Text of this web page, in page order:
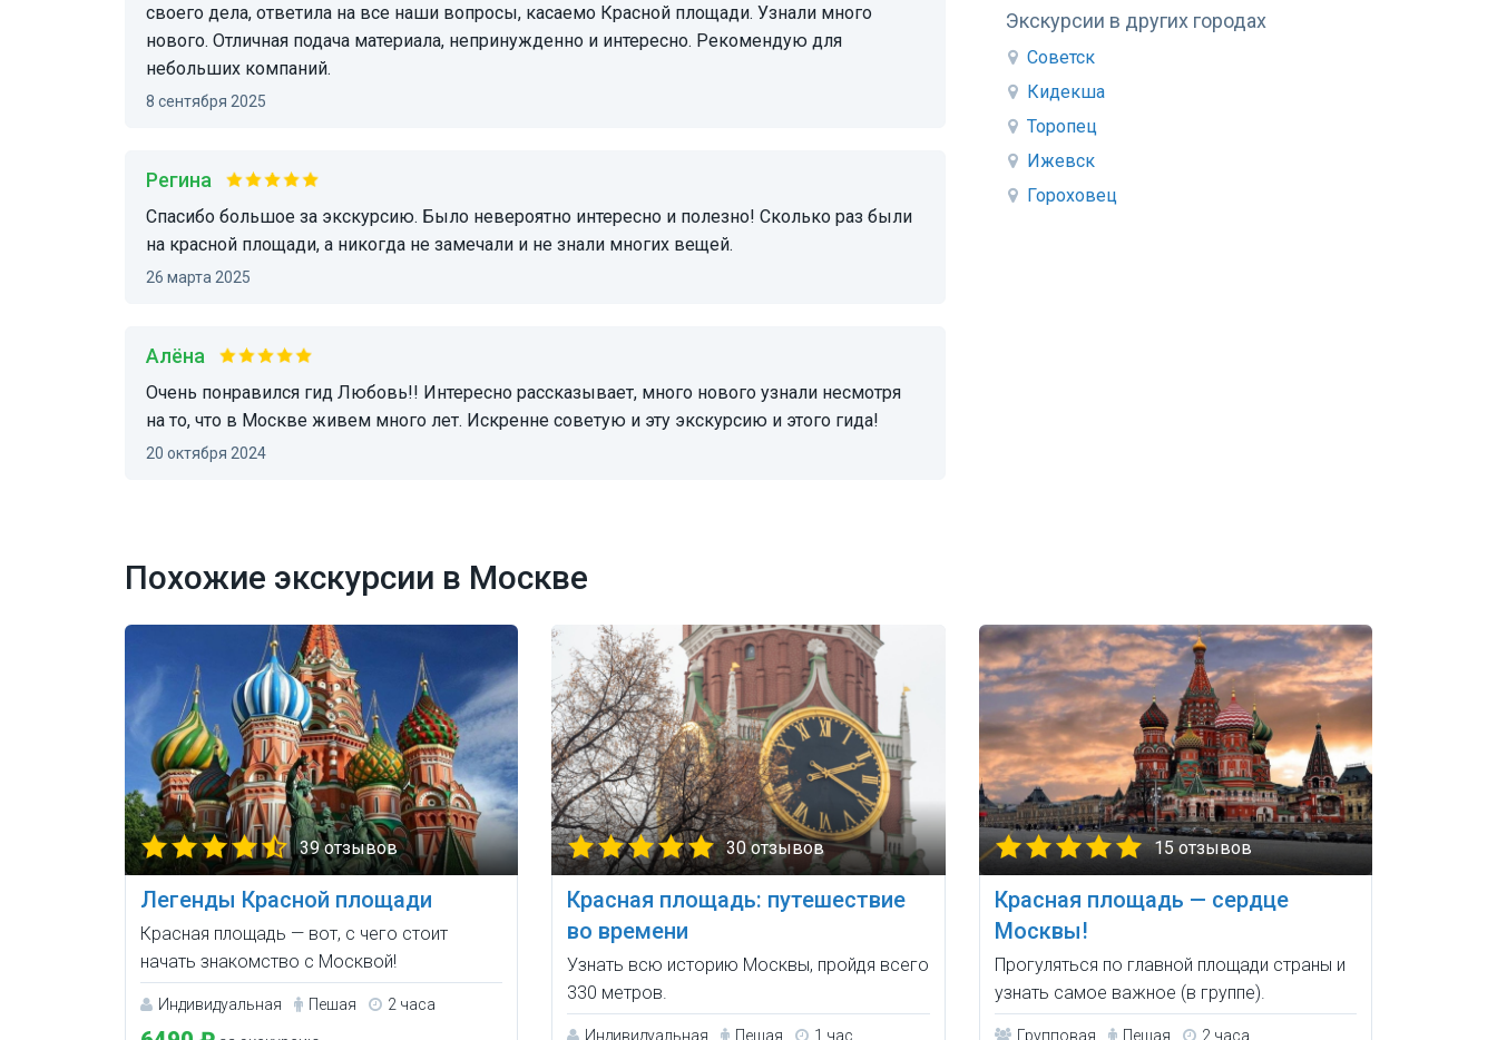
своего дела, ответила на все наши вопросы, касаемо Красной площади. Узнали много
нового. Отличная подача материала, непринужденно и интересно. Рекомендую для
небольших компаний.
8 сентября 2025
Регина
Спасибо большое за экскурсию. Было невероятно интересно и полезно! Сколько раз были
на красной площади, а никогда не замечали и не знали многих вещей.
26 марта 2025
Алёна
Очень понравился гид Любовь!! Интересно рассказывает, много нового узнали несмотря
на то, что в Москве живем много лет. Искренне советую и эту экскурсию и этого гида!
20 октября 2024
Экскурсии в других городах
Советск
Кидекша
Торопец
Ижевск
Гороховец
Похожие экскурсии в Москве
39 отзывов
Легенды Красной площади
Красная площадь — вот, с чего стоит
начать знакомство с Москвой!
Индивидуальная Пешая 2 часа
30 отзывов
Красная площадь: путешествие
во времени
Узнать всю историю Москвы, пройдя всего
330 метров.
Индивидуальная Пешая 1 час
15 отзывов
Красная площадь — сердце
Москвы!
Прогуляться по главной площади страны и
узнать самое важное (в группе).
Групповая Пешая 2 часа